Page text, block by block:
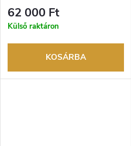
visszaküldési lehetőség. Hivatalos
márkakereskedő.
62 000 Ft
Külső raktáron
KOSÁRBA